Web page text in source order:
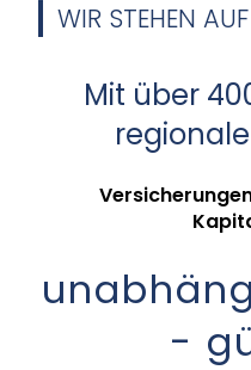
WIR STEHEN
Mit über
-